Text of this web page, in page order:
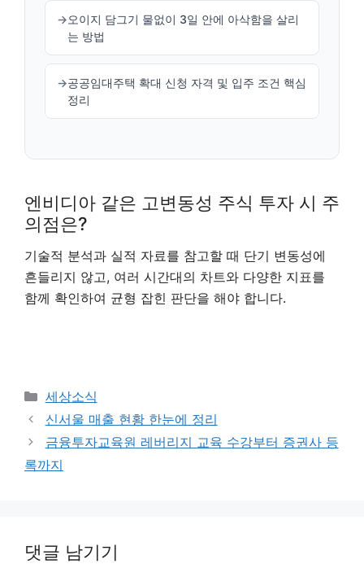
오이지 담그기 물없이 3일 안에 아삭함을 살리
는 방법
공공임대주택 확대 신청 자격 및 입주 조건 핵심
정리
엔비디아 같은 고변동성 주식 투자 시 주
의점은?
기술적 분석과 실적 자료를 참고할 때 단기 변동성에
흔들리지 않고, 여러 시간대의 차트와 다양한 지표를
함께 확인하여 균형 잡힌 판단을 해야 합니다.
카
테
고
리
세상소식
신서울 매출 현황 한눈에 정리
금융투자교육원 레버리지 교육 수강부터 증권사 등
록까지
댓글 남기기